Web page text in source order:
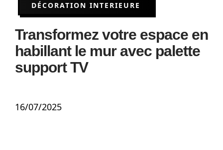
DÉCORATION INTERIEURE
Transformez votre espace en
habillant le mur avec palette
support TV
16/07/2025